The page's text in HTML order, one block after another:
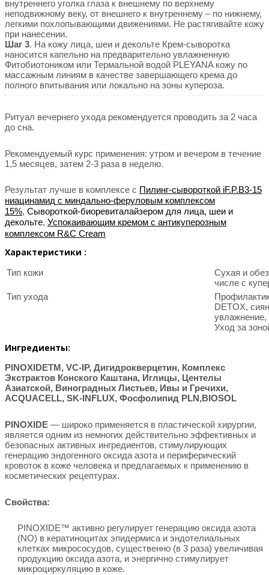
внутреннего уголка глаза к внешнему по верхнему
неподвижному веку, от внешнего к внутреннему – по нижнему,
легкими похлопывающими движениями. Не растягивайте кожу
при нанесении.
Шаг 3. На кожу лица, шеи и декольте Крем-сыворотка
наносится капельно на предварительно увлажненную
Фитобиотоником или Термальной водой PLEYANA кожу по
массажным линиям в качестве завершающего крема до
полного впитывания или локально на зоны купероза.
Ритуал вечернего ухода рекомендуется проводить за 2 часа
до сна.
Рекомендуемый курс применения: утром и вечером в течение
1,5 месяцев, затем 2-3 раза в неделю.
Результат лучше в комплексе с Пилинг-сывороткой iF.P.B3-15
ниацинамид с миндально-феруловым комплексом
15%, Сывороткой-биоревиталайзером для лица, шеи и
декольте, Успокаивающим кремом с антикуперозным
комплексом R&C Cream
Характеристики :
Тип кожи
Сухая и
числе с
Тип ухода
DETOX,
увлажнение,
Уход за
Ингредиенты:
PINOXIDETM, VC-IP, Дигидрокверцетин, Комплекс
Экстрактов Конского Каштана, Иглицы, Центелы
Азиатской, Виноградных Листьев, Ивы и Гречихи,
ACQUACELL, SK-INFLUX, Фосфолипид PLN,BIOSOL
PINOXIDE — широко применяется в пластической хирургии,
является одним из немногих действительно эффективных и
безопасных активных ингредиентов, стимулирующих
генерацию эндогенного оксида азота и периферический
кровоток в коже человека и предлагаемых к применению в
косметических рецептурах.
Свойства:
PINOXIDE™ активно регулирует генерацию оксида азота
(NO) в кератиноцитах эпидермиса и эндотелиальных
клетках микрососудов, существенно (в 3 раза) увеличивая
продукцию оксида азота, и энергично стимулирует
микроциркуляцию в коже.